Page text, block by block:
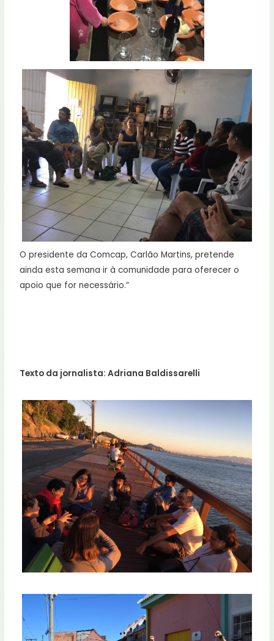
O presidente da Comcap, Carlão Martins, pretende
ainda esta semana ir à comunidade para oferecer o
apoio que for necessário.”
Texto da jornalista: Adriana Baldissarelli